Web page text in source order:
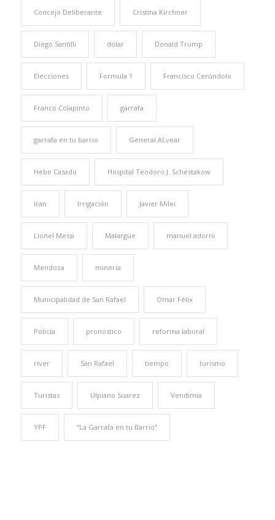
Concejo Deliberante Cristina Kirchner
Diego Santilli dolar Donald Trump
Elecciones Formula 1 Francisco Cerúndolo
Franco Colapinto garrafa
garrafa en tu barrio General ALvear
Hebe Casado Hospital Teodoro J. Schestakow
Iran Irrigación Javier Milei
Lionel Messi Malargüe manuel adorni
Mendoza minería
Municipalidad de San Rafael Omar Félix
Policía pronóstico reforma laboral
river San Rafael tiempo turismo
Turistas Ulpiano Suarez Vendimia
YPF “La Garrafa en tu Barrio”